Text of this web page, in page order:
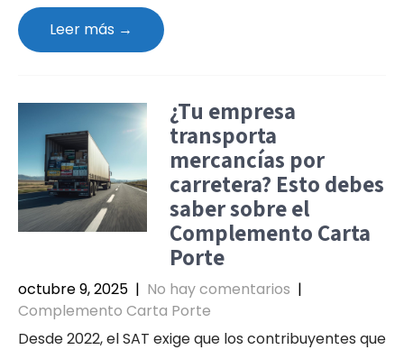
Leer más →
¿Tu empresa
transporta
mercancías por
carretera? Esto debes
saber sobre el
Complemento Carta
Porte
octubre 9, 2025 | No hay comentarios |
Complemento Carta Porte
Desde 2022, el SAT exige que los contribuyentes que